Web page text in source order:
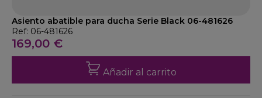
Asiento abatible para ducha Serie Black 06-481626
Ref: 06-481626
169,00 €
Añadir al carrito